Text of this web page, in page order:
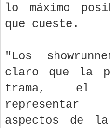
lo máximo
que cueste.
"Los
claro que la
trama,
representar
aspectos de